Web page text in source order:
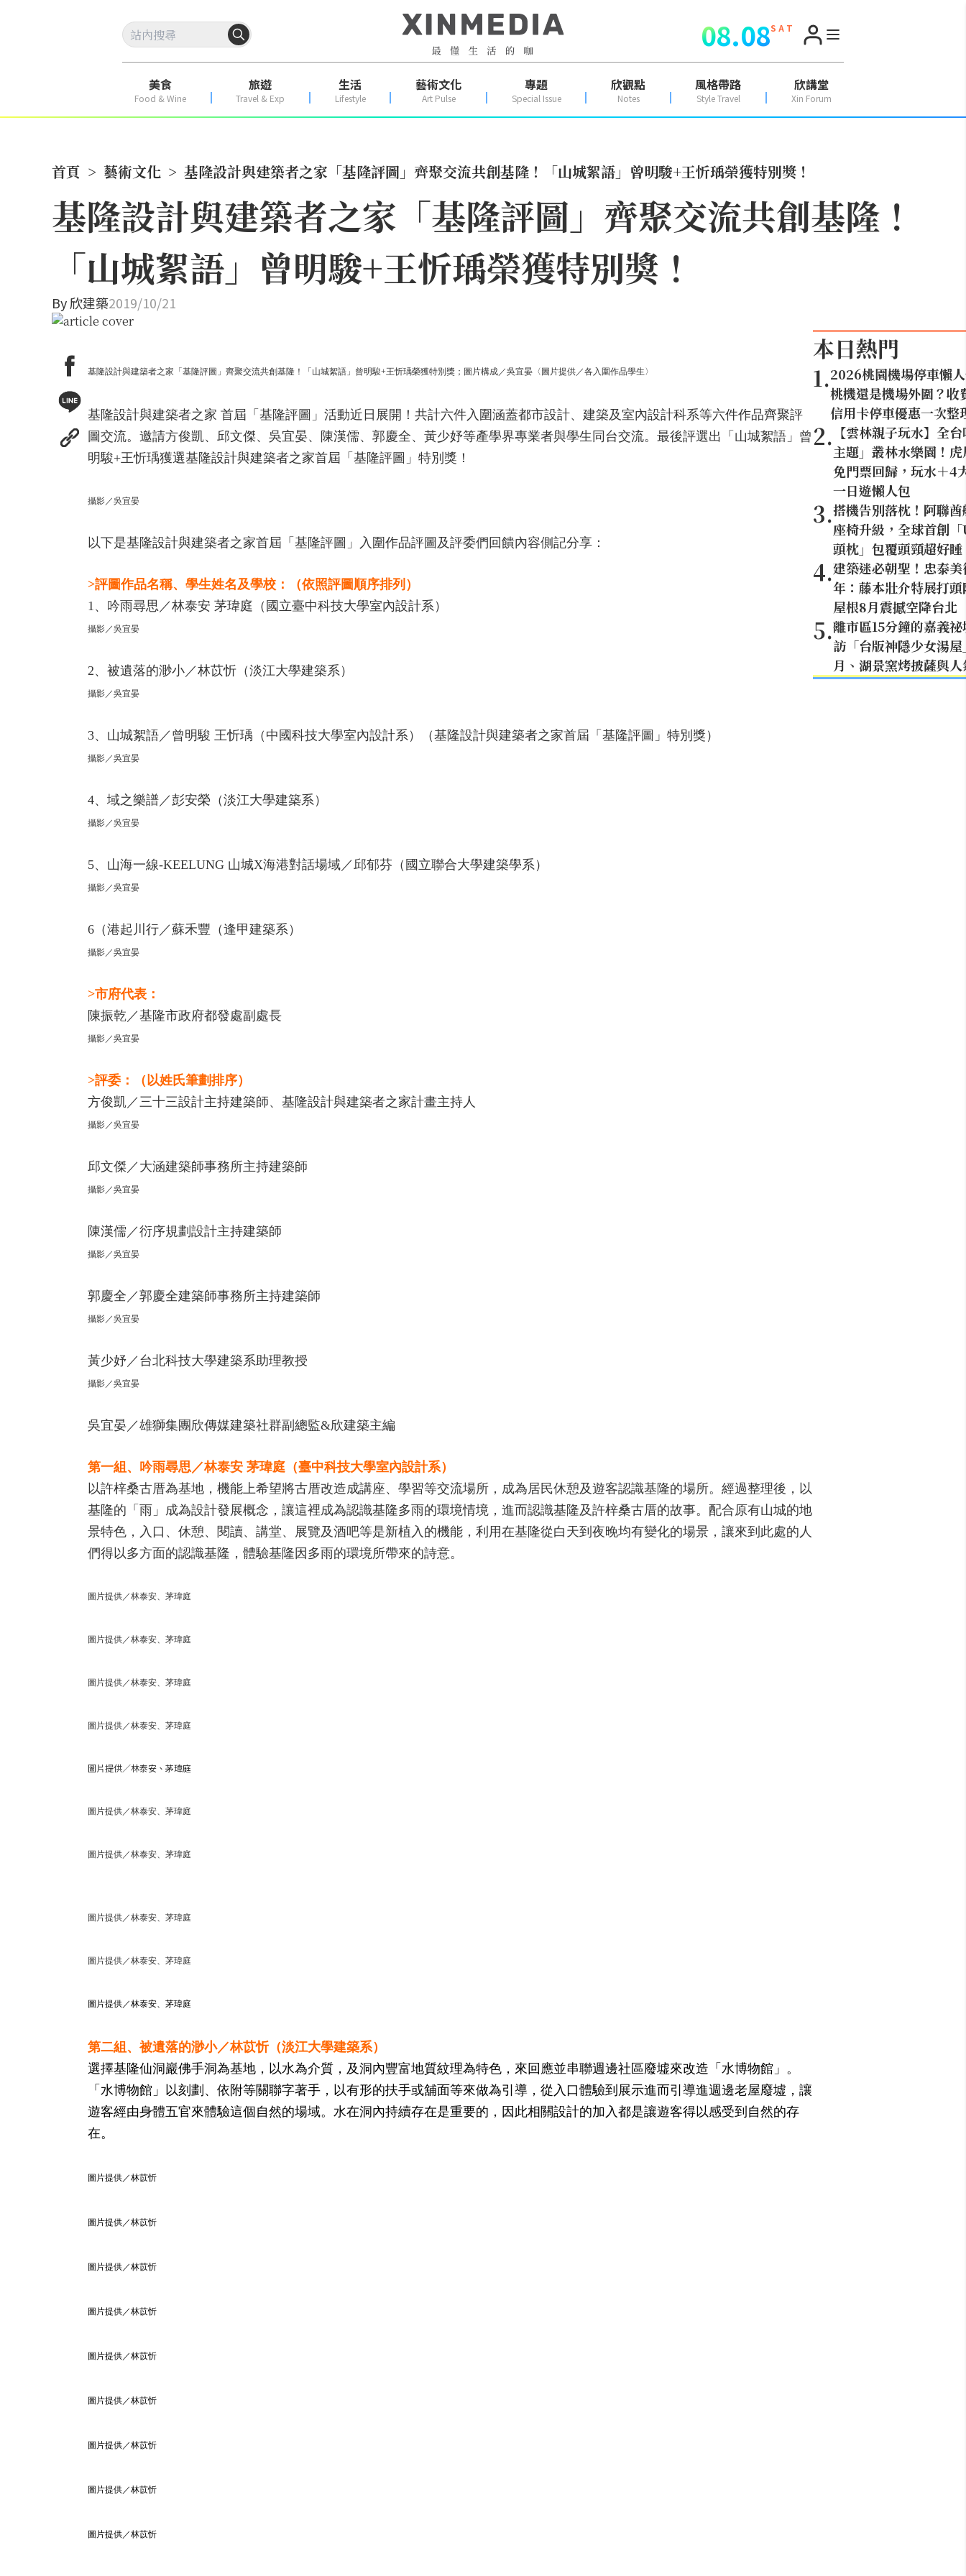
08.08S A T
美食
Food & Wine
旅遊
Travel & Exp
生活
Lifestyle
藝術文化
Art Pulse
專題
Special Issue
欣觀點
Notes
風格帶路
Style Travel
欣講堂
Xin Forum
首頁 > 藝術文化 > 基隆設計與建築者之家「基隆評圖」齊聚交流共創基隆！「山城絮語」曾明駿+王忻瑀榮獲特別獎！
基隆設計與建築者之家「基隆評圖」齊聚交流共創基隆！
「山城絮語」曾明駿+王忻瑀榮獲特別獎！
By欣建築2019/10/21
基隆設計與建築者之家「基隆評圖」齊聚交流共創基隆！「山城絮語」曾明駿+王忻瑀榮獲特別獎；圖片構成／吳宜晏〈圖片提供／各入圍作品學生〉
基隆設計與建築者之家 首屆「基隆評圖」活動近日展開！共計六件入圍涵蓋都市設計、建築及室內設計科系等六件作品齊聚評
圖交流。邀請方俊凱、邱文傑、吳宜晏、陳漢儒、郭慶全、黃少妤等產學界專業者與學生同台交流。最後評選出「山城絮語」曾
明駿+王忻瑀獲選基隆設計與建築者之家首屆「基隆評圖」特別獎！
攝影／吳宜晏
以下是基隆設計與建築者之家首屆「基隆評圖」入圍作品評圖及評委們回饋內容側記分享：
>評圖作品名稱、學生姓名及學校：（依照評圖順序排列）
1、吟雨尋思／林泰安 茅瑋庭（國立臺中科技大學室內設計系）
攝影／吳宜晏
2、被遺落的渺小／林苡忻（淡江大學建築系）
攝影／吳宜晏
3、山城絮語／曾明駿 王忻瑀（中國科技大學室內設計系）（基隆設計與建築者之家首屆「基隆評圖」特別獎）
攝影／吳宜晏
4、域之樂譜／彭安榮（淡江大學建築系）
攝影／吳宜晏
5、山海一線-KEELUNG 山城X海港對話場域／邱郁芬（國立聯合大學建築學系）
攝影／吳宜晏
6（港起川行／蘇禾豐（逢甲建築系）
攝影／吳宜晏
>市府代表：
陳振乾／基隆市政府都發處副處長
攝影／吳宜晏
>評委：（以姓氏筆劃排序）
方俊凱／三十三設計主持建築師、基隆設計與建築者之家計畫主持人
攝影／吳宜晏
邱文傑／大涵建築師事務所主持建築師
攝影／吳宜晏
陳漢儒／衍序規劃設計主持建築師
攝影／吳宜晏
郭慶全／郭慶全建築師事務所主持建築師
攝影／吳宜晏
黃少妤／台北科技大學建築系助理教授
攝影／吳宜晏
吳宜晏／雄獅集團欣傳媒建築社群副總監&欣建築主編
第一組、吟雨尋思／林泰安 茅瑋庭（臺中科技大學室內設計系）
以許梓桑古厝為基地，機能上希望將古厝改造成講座、學習等交流場所，成為居民休憩及遊客認識基隆的場所。經過整理後，以
基隆的「雨」成為設計發展概念，讓這裡成為認識基隆多雨的環境情境，進而認識基隆及許梓桑古厝的故事。配合原有山城的地
景特色，入口、休憩、閱讀、講堂、展覽及酒吧等是新植入的機能，利用在基隆從白天到夜晚均有變化的場景，讓來到此處的人
們得以多方面的認識基隆，體驗基隆因多雨的環境所帶來的詩意。
圖片提供／林泰安、茅瑋庭
圖片提供／林泰安、茅瑋庭
圖片提供／林泰安、茅瑋庭
圖片提供／林泰安、茅瑋庭
圖片提供／林泰安、茅瑋庭
圖片提供／林泰安、茅瑋庭
圖片提供／林泰安、茅瑋庭
圖片提供／林泰安、茅瑋庭
圖片提供／林泰安、茅瑋庭
圖片提供／林泰安、茅瑋庭
第二組、被遺落的渺小／林苡忻（淡江大學建築系）
選擇基隆仙洞巖佛手洞為基地，以水為介質，及洞內豐富地質紋理為特色，來回應並串聯週邊社區廢墟來改造「水博物館」。
「水博物館」以刻劃、依附等關聯字著手，以有形的扶手或舖面等來做為引導，從入口體驗到展示進而引導進週邊老屋廢墟，讓
遊客經由身體五官來體驗這個自然的場域。水在洞內持續存在是重要的，因此相關設計的加入都是讓遊客得以感受到自然的存
在。
圖片提供／林苡忻
圖片提供／林苡忻
圖片提供／林苡忻
圖片提供／林苡忻
圖片提供／林苡忻
圖片提供／林苡忻
圖片提供／林苡忻
圖片提供／林苡忻
圖片提供／林苡忻
本日熱門
1.2026桃園機場停車懶
桃機還是機場外圍？收
信用卡停車優惠一次整
2. 【雲林親子玩水】全
主題」叢林水樂園！
免門票回歸，玩水＋4
一日遊懶人包
3.搭機告別落枕！阿聯
座椅升級，全球首創
頭枕」包覆頭頸超好睡
4.建築迷必朝聖！忠泰
年：藤本壯介特展打
屋根8月震撼空降台北
5.離市區15分鐘的嘉義
訪「台版神隱少女湯
月、湖景窯烤披薩與